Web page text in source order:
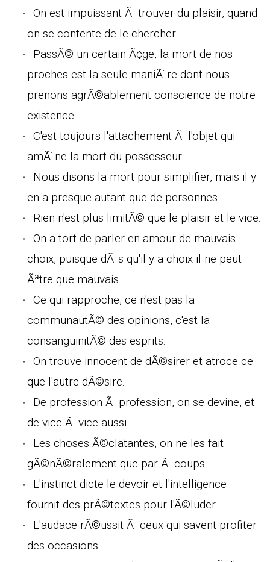
On est impuissant Ã trouver du plaisir, quand
on se contente de le chercher.
PassÃ© un certain Ã¢ge, la mort de nos
proches est la seule maniÃ¨re dont nous
prenons agrÃ©ablement conscience de notre
existence.
C'est toujours l'attachement Ã l'objet qui
amÃ¨ne la mort du possesseur.
Nous disons la mort pour simplifier, mais il y
en a presque autant que de personnes.
Rien n'est plus limitÃ© que le plaisir et le vice.
On a tort de parler en amour de mauvais
choix, puisque dÃ¨s qu'il y a choix il ne peut
Ãªtre que mauvais.
Ce qui rapproche, ce n'est pas la
communautÃ© des opinions, c'est la
consanguinitÃ© des esprits.
On trouve innocent de dÃ©sirer et atroce ce
que l'autre dÃ©sire.
De profession Ã profession, on se devine, et
de vice Ã vice aussi.
Les choses Ã©clatantes, on ne les fait
gÃ©nÃ©ralement que par Ã -coups.
L'instinct dicte le devoir et l'intelligence
fournit des prÃ©textes pour l'Ã©luder.
L'audace rÃ©ussit Ã ceux qui savent profiter
des occasions.